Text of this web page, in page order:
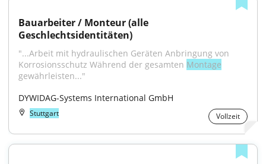
Bauarbeiter / Monteur (alle
Geschlechtsidentitäten)
"...Arbeit mit hydraulischen Geräten Anbringung von
Korrosionsschutz Während der gesamten Montage
gewährleisten..."
DYWIDAG-Systems International GmbH
Stuttgart Vollzeit